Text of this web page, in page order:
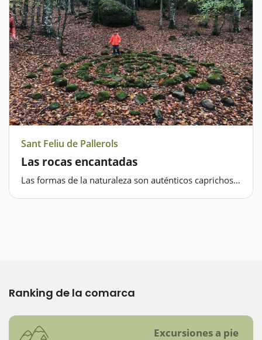
Sant Feliu de Pallerols
Las rocas encantadas
Las formas de la naturaleza son auténticos caprichos
Ranking de la comarca
Excursiones a pie